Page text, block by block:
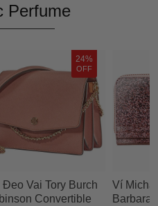
Perfume
24%
OFF
Đeo Vai Tory Burch
Convertible
Ví
Barbara